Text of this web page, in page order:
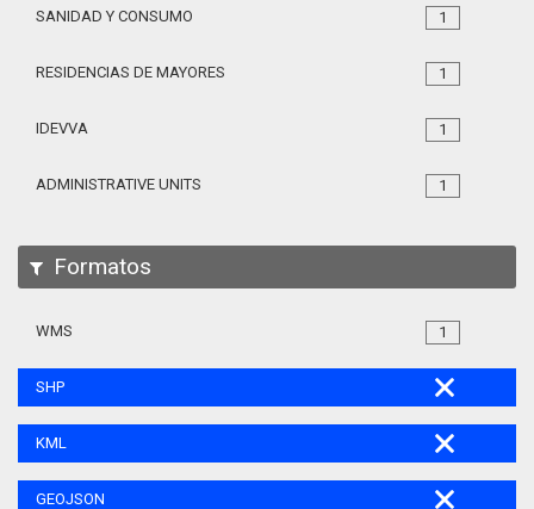
1
SANIDAD Y CONSUMO
1
RESIDENCIAS DE MAYORES
1
IDEVVA
1
ADMINISTRATIVE UNITS
Formatos
1
WMS
SHP
KML
GEOJSON